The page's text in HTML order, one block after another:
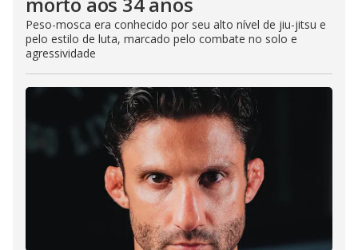
Peso-mosca era conhecido por seu alto nível de jiu-jitsu e
pelo estilo de luta, marcado pelo combate no solo e
agressividade